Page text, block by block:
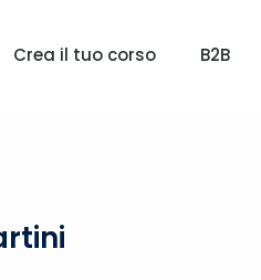
Crea il tuo corso B2B